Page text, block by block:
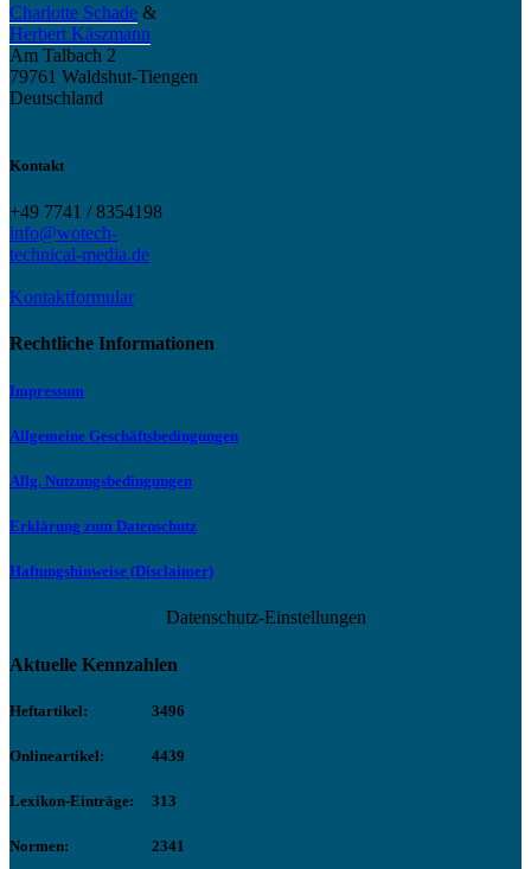
Charlotte Schade &
Herbert Käszmann
Am Talbach 2
79761 Waldshut-Tiengen
Deutschland
Kontakt
+49 7741 / 8354198
info@wotech-
technical-media.de
Kontaktformular
Rechtliche Informationen
Impressum
Allgemeine Geschäftsbedingungen
Allg. Nutzungsbedingungen
Erklärung zum Datenschutz
Haftungshinweise (Disclaimer)
Datenschutz-Einstellungen
Aktuelle Kennzahlen
Heftartikel: 3496
Onlineartikel: 4439
Lexikon-Einträge: 313
Normen: 2341